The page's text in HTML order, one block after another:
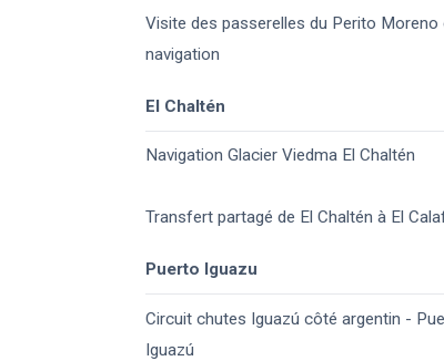
Visite des passerelles du Perito Moreno
navigation
El Chaltén
Navigation Glacier Viedma El Chaltén
Transfert partagé de El Chaltén à El
Puerto Iguazu
Circuit chutes Iguazú côté argentin -
Iguazú